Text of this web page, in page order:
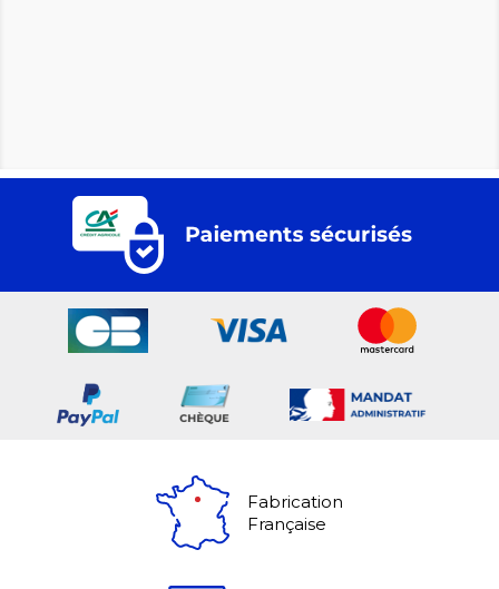
Fabrication
Française